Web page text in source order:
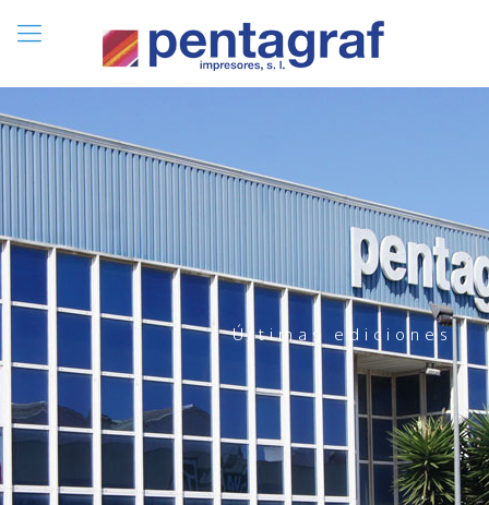
Últimas ediciones